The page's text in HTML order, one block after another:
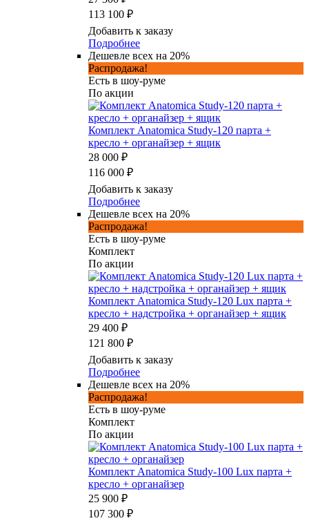
113 100 ₽
Добавить к заказу
Подробнее
Дешевле всех на 20%
Распродажа!
Есть в шоу-руме
По акции
Комплект Anatomica Study-120 парта +
кресло + органайзер + ящик
28 000 ₽
116 000 ₽
Добавить к заказу
Подробнее
Дешевле всех на 20%
Распродажа!
Есть в шоу-руме
Комплект
По акции
Комплект Anatomica Study-120 Lux парта +
кресло + надстройка + органайзер + ящик
29 400 ₽
121 800 ₽
Добавить к заказу
Подробнее
Дешевле всех на 20%
Распродажа!
Есть в шоу-руме
Комплект
По акции
Комплект Anatomica Study-100 Lux парта +
кресло + органайзер
25 900 ₽
107 300 ₽